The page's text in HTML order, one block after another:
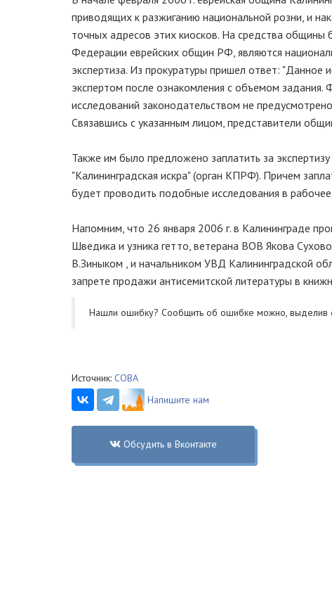
приводящих к разжиганию национальной розни, и
точных адресов этих киосков. На средства
Федерации еврейских общин РФ, являются
экспертиза. Из прокуратуры пришел ответ:
экспертом после ознакомления с объемом
исследований законодательством не
Связавшись с указанным лицом, представители
Также им было предложено заплатить за
"Калининградская искра" (орган КПРФ). Причем
будет проводить подобные исследования в
Напомним, что 26 января 2006 г. в Калининграде
Шведика и узника гетто, ветерана ВОВ Якова
В.Зиныком , и начальником УВД Калининградской
запрете продажи антисемитской литературы в
Нашли ошибку? Cообщить об ошибке можно, выделив
Источник: СОВА
Напишите нам
Обсудить в Вконтакте